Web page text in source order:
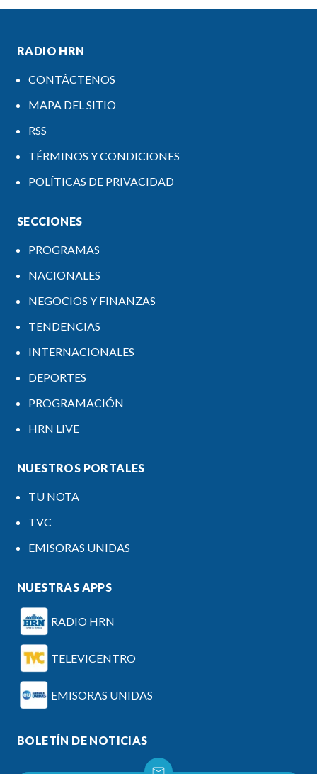
RADIO HRN
CONTÁCTENOS
MAPA DEL SITIO
RSS
TÉRMINOS Y CONDICIONES
POLÍTICAS DE PRIVACIDAD
SECCIONES
PROGRAMAS
NACIONALES
NEGOCIOS Y FINANZAS
TENDENCIAS
INTERNACIONALES
DEPORTES
PROGRAMACIÓN
HRN LIVE
NUESTROS PORTALES
TU NOTA
TVC
EMISORAS UNIDAS
NUESTRAS APPS
RADIO HRN
TELEVICENTRO
EMISORAS UNIDAS
BOLETÍN DE NOTICIAS